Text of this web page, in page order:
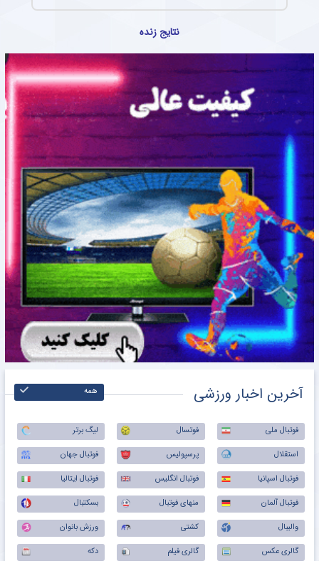
نتایج زنده
آخرین اخبار ورزشی همه
فوتبال ملی فوتسال
لیگ برتر
استقلال
پرسپولیس
فوتبال جهان
فوتبال اسپانیا
فوتبال انگلیس
فوتبال ایتالیا
فوتبال آلمان
منهای فوتبال
بسکتبال
والیبال
کشتی
ورزش بانوان
گالری عکس
گالری فیلم دکه